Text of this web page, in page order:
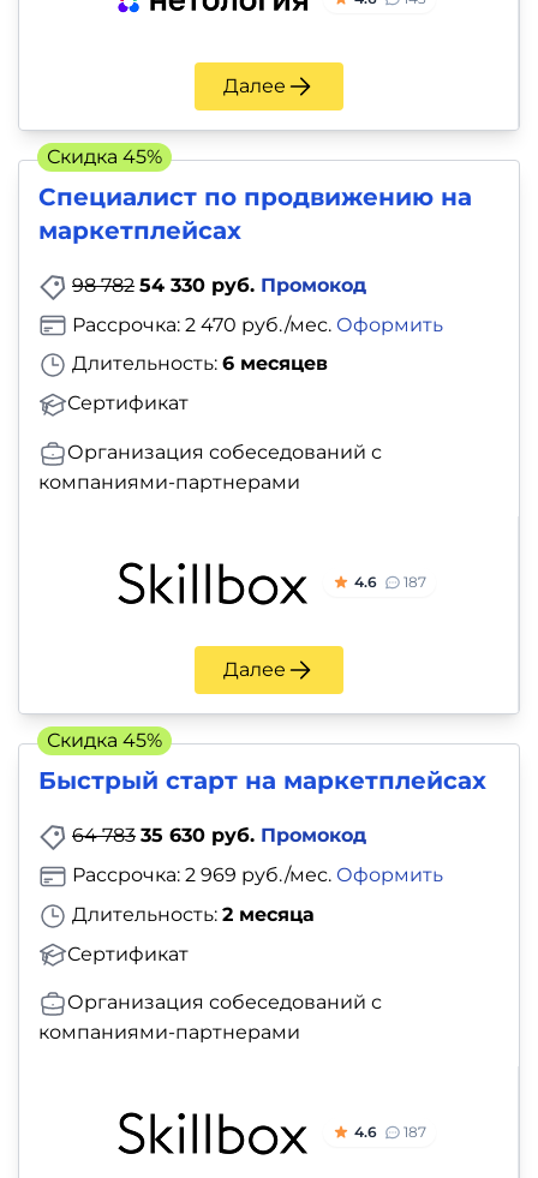
Далее
Специалист по продвижению на
маркетплейсах
98 782 54 330 руб. Промокод
Длительность: 6 месяцев
Сертификат
Рассрочка: 2 470 руб./мес. Оформить
Организация собеседований с
компаниями-партнерами
4.6 187
Далее
Скидка 45%
Быстрый старт на маркетплейсах
64 783 35 630 руб. Промокод
Длительность: 2 месяца
Сертификат
Рассрочка: 2 969 руб./мес. Оформить
Организация собеседований с
компаниями-партнерами
4.6 187
Скидка 45%